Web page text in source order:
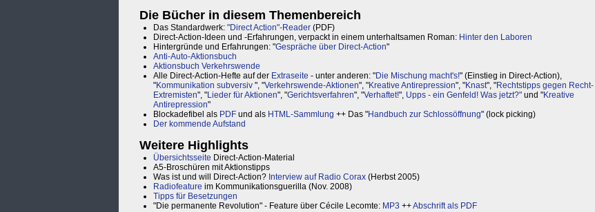
Die Bücher in diesem Themenbereich
Das Standardwerk: "Direct Action"-Reader (PDF)
Direct-Action-Ideen und -Erfahrungen, verpackt in einem unterhaltsamen Roman: Hinter den Laboren
Hintergründe und Erfahrungen: "Gespräche über Direct-Action"
Anti-Auto-Aktionsbuch
Aktionsbuch Verkehrswende
Alle Direct-Action-Hefte auf der Extraseite - unter anderen: "Die Mischung macht's!" (Einstieg in Direct-Action),
"Kommunikation subversiv ", "Verkehrswende-Aktionen", "Kreative Antirepression", "Knast", "Rechtstipps gegen Recht-
Extremisten", "Lieder für Aktionen", "Gerichtsverfahren", "Verhaftet!", Upps - ein Genfeld! Was jetzt?" und "Kreative
Antirepression"
Blockadefibel als PDF und als HTML-Sammlung ++ Das "Handbuch zur Schlossöffnung" (lock picking)
Der kommende Aufstand
Weitere Highlights
Übersichtsseite Direct-Action-Material
A5-Broschüren mit Aktionstipps
Was ist und will Direct-Action? Interview auf Radio Corax (Herbst 2005)
Radiofeature im Kommunikationsguerilla (Nov. 2008)
Tipps für Besetzungen
"Die permanente Revolution" - Feature über Cécile Lecomte: MP3 ++Abschrift als PDF